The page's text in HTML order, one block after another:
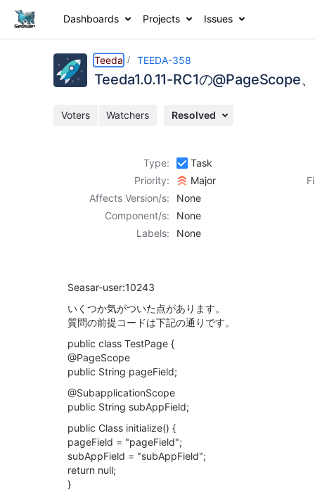
Dashboards Projects Issues
Teeda TEEDA-358
Teeda1.0.11-RC1の@PageScope
Voters Watchers Resolved
Type:
Task
Priority:
Major
Affects Version/s:
None
Component/s:
None
Labels:
None
Seasar-user:10243
いくつか気がついた点があります。
質問の前提コードは下記の通りです。
public class TestPage {
@PageScope
public String pageField;
@SubapplicationScope
public String subAppField;
public Class initialize() {
pageField = "pageField";
subAppField = "subAppField";
return null;
}